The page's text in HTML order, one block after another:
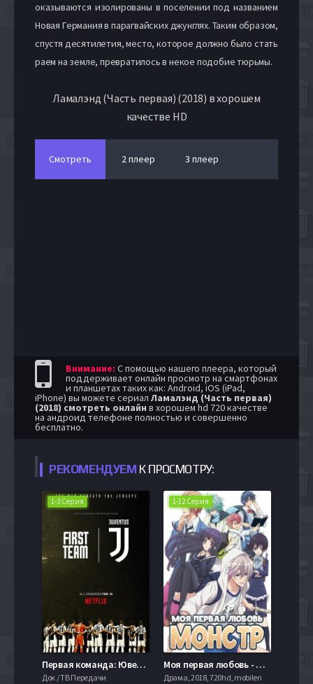
оказываются изолированы в поселении под названием
Новая Германия в парагвайских джунглях. Таким образом,
спустя десятилетия, место, которое должно было стать
раем на земле, превратилось в некое подобие тюрьмы.
Ламалэнд (Часть первая) (2018) в хорошем
качестве HD
Смотреть 2 плеер 3 плеер
Внимание: С помощью нашего плеера, который
поддерживает онлайн просмотр на смартфонах
и планшетах таких как: Android, iOS (iPad,
iPhone) вы можете сериал Ламалэнд (Часть первая)
(2018) смотреть онлайн в хорошем hd 720 качестве
на андроид телефоне полностью и совершенно
бесплатно.
РЕКОМЕНДУЕМ К ПРОСМОТРУ:
1-3 Серия
Первая команда: Ювентус (2018)
Док / ТВ Передачи
1-12 Серия
Моя первая любовь - монстр! (2016)
Драма, 2018, 720hd, mobilen